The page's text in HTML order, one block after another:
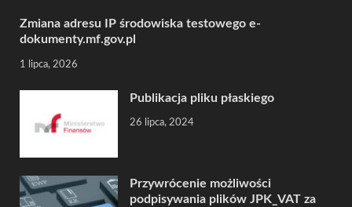
Zmiana adresu IP środowiska testowego e-
dokumenty.mf.gov.pl
1 lipca, 2026
Publikacja pliku płaskiego
26 lipca, 2024
Przywrócenie możliwości
podpisywania plików JPK_VAT za